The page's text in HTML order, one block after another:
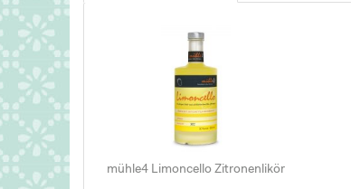
mühle4 Limoncello Zitronenlikör